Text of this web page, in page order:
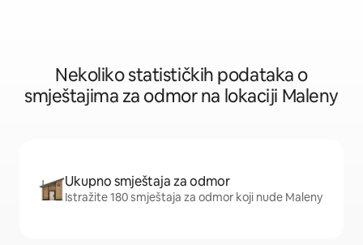
Nekoliko statističkih podataka o
smještajima za odmor na lokaciji Maleny
Ukupno smještaja za odmor
Istražite 180 smještaja za odmor koji nude Maleny